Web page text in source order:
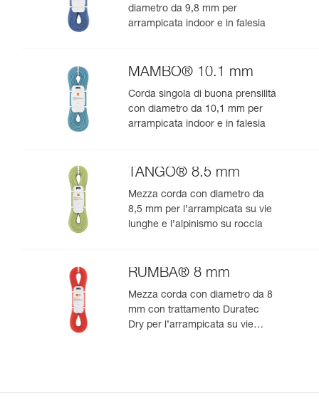
diametro da 9,8 mm per
arrampicata indoor e in falesia
MAMBO® 10.1 mm
Corda singola di buona prensilità
con diametro da 10,1 mm per
arrampicata indoor e in falesia
TANGO® 8.5 mm
Mezza corda con diametro da
8,5 mm per l’arrampicata su vie
lunghe e l’alpinismo su roccia
RUMBA® 8 mm
Mezza corda con diametro da 8
mm con trattamento Duratec
Dry per l’arrampicata su vie